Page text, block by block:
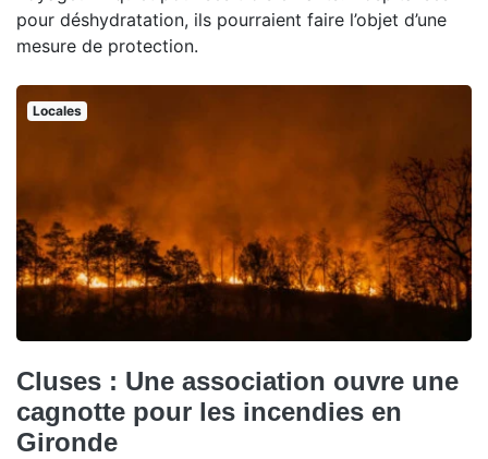
pour déshydratation, ils pourraient faire l’objet d’une
mesure de protection.
Locales
Cluses : Une association ouvre une
cagnotte pour les incendies en
Gironde